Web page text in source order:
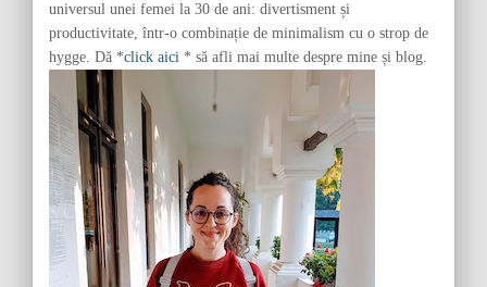
universul unei femei la 30 de ani: divertisment și
productivitate, într-o combinație de minimalism cu o strop de
hygge. Dă *click aici * să afli mai multe despre mine și blog.